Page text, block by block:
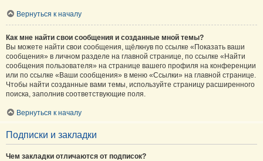
Вернуться к началу
Как мне найти свои сообщения и созданные мной темы?
Вы можете найти свои сообщения, щёлкнув по ссылке «Показать ваши
сообщения» в личном разделе на главной странице, по ссылке «Найти
сообщения пользователя» на странице вашего профиля на конференции
или по ссылке «Ваши сообщения» в меню «Ссылки» на главной странице.
Чтобы найти созданные вами темы, используйте страницу расширенного
поиска, заполнив соответствующие поля.
Вернуться к началу
Подписки и закладки
Чем закладки отличаются от подписок?